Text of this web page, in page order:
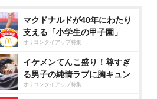
マクドナルドが40年にわたり
支える「小学生の甲子園」
オリコンタイアップ特集
イケメンてんこ盛り！尊すぎ
る男子の純情ラブに胸キュン
オリコンタイアップ特集